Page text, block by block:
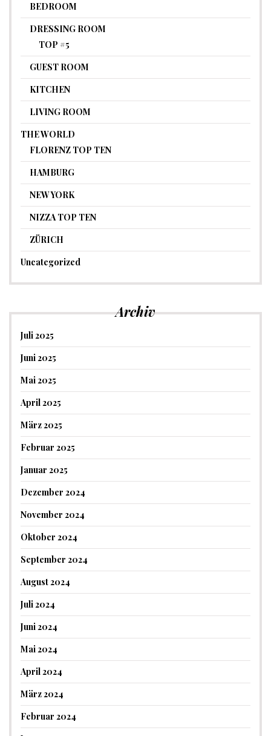
BEDROOM
DRESSING ROOM
TOP #5
GUEST ROOM
KITCHEN
LIVING ROOM
THE WORLD
FLORENZ TOP TEN
HAMBURG
NEW YORK
NIZZA TOP TEN
ZÜRICH
Uncategorized
Archiv
Juli 2025
Juni 2025
Mai 2025
April 2025
März 2025
Februar 2025
Januar 2025
Dezember 2024
November 2024
Oktober 2024
September 2024
August 2024
Juli 2024
Juni 2024
Mai 2024
April 2024
März 2024
Februar 2024